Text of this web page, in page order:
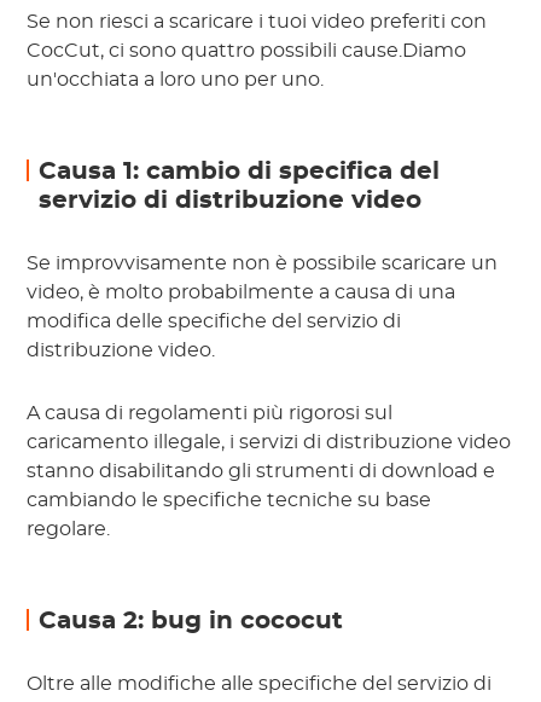
Se non riesci a scaricare i tuoi video preferiti con
CocCut, ci sono quattro possibili cause.Diamo
un'occhiata a loro uno per uno.
Causa 1: cambio di specifica del
servizio di distribuzione video
Se improvvisamente non è possibile scaricare un
video, è molto probabilmente a causa di una
modifica delle specifiche del servizio di
distribuzione video.
A causa di regolamenti più rigorosi sul
caricamento illegale, i servizi di distribuzione video
stanno disabilitando gli strumenti di download e
cambiando le specifiche tecniche su base
regolare.
Causa 2: bug in cococut
Oltre alle modifiche alle specifiche del servizio di